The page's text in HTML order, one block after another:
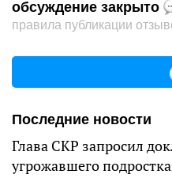
обсуждение закрыто
правила публикации
Последние новости
Глава СКР запросил
угрожавшего